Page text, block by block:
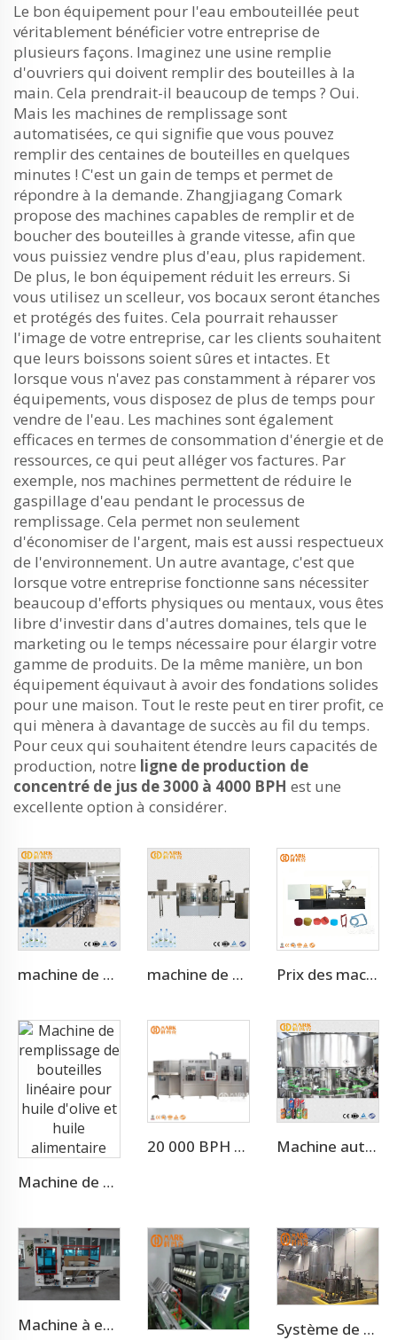
Le bon équipement pour l'eau embouteillée peut
véritablement bénéficier votre entreprise de
plusieurs façons. Imaginez une usine remplie
d'ouvriers qui doivent remplir des bouteilles à la
main. Cela prendrait-il beaucoup de temps ? Oui.
Mais les machines de remplissage sont
automatisées, ce qui signifie que vous pouvez
remplir des centaines de bouteilles en quelques
minutes ! C'est un gain de temps et permet de
répondre à la demande. Zhangjiagang Comark
propose des machines capables de remplir et de
boucher des bouteilles à grande vitesse, afin que
vous puissiez vendre plus d'eau, plus rapidement.
De plus, le bon équipement réduit les erreurs. Si
vous utilisez un scelleur, vos bocaux seront étanches
et protégés des fuites. Cela pourrait rehausser
l'image de votre entreprise, car les clients souhaitent
que leurs boissons soient sûres et intactes. Et
lorsque vous n'avez pas constamment à réparer vos
équipements, vous disposez de plus de temps pour
vendre de l'eau. Les machines sont également
efficaces en termes de consommation d'énergie et de
ressources, ce qui peut alléger vos factures. Par
exemple, nos machines permettent de réduire le
gaspillage d'eau pendant le processus de
remplissage. Cela permet non seulement
d'économiser de l'argent, mais est aussi respectueux
de l'environnement. Un autre avantage, c'est que
lorsque votre entreprise fonctionne sans nécessiter
beaucoup d'efforts physiques ou mentaux, vous êtes
libre d'investir dans d'autres domaines, tels que le
marketing ou le temps nécessaire pour élargir votre
gamme de produits. De la même manière, un bon
équipement équivaut à avoir des fondations solides
pour une maison. Tout le reste peut en tirer profit, ce
qui mènera à davantage de succès au fil du temps.
Pour ceux qui souhaitent étendre leurs capacités de
production, notre ligne de production de
concentré de jus de 3000 à 4000 BPH est une
excellente option à considérer.
machine de remplissage rotative 3 en 1 d'eau de 2000 BPH (CGF8-8-3) machine de remplissage automatique d'eau potable de 8000 BPH (CGF16-16-5) Prix des machines à mouler par injection plastique pour préformes de bouteilles pour animaux de compagnie
Machine de remplissage de bouteilles linéaire pour huile d'olive et huile alimentaire
20 000 BPH Machine de Remplissage et de Conditionnement pour Eau Plate, Eau de Source et Eau Purifiée Machine automatique de remplissage et de scellement de canettes en aluminium de 330ml pour boissons énergisantes/jus
Machine à emballer des cartons
Système de filtration et de traitement d'eau par osmose inverse